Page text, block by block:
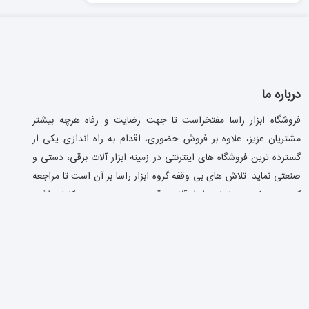
درباره ما
فروشگاه ابزار راسا مفتخراست تا جهت رضایت و رفاه هرچه بیشتر
مشتریان عزیز، علاوه بر فروش حضوری، اقدام به راه اندازی یکی از
گسترده ترین فروشگاه های اینترنتی در زمینه ابزار آلات برقی، دستی و
صنعتی نماید. تلاش های بی وقفه گروه ابزار راسا بر آن است تا مراجعه
کننده به سایت، به تمامی ابزار آلات برقی و دستی، دسترسی کامل داشته